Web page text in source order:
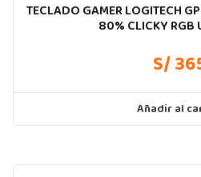
TECLADO GAMER LOGITECH
80% CLICKY RGB
S/
Añadir al